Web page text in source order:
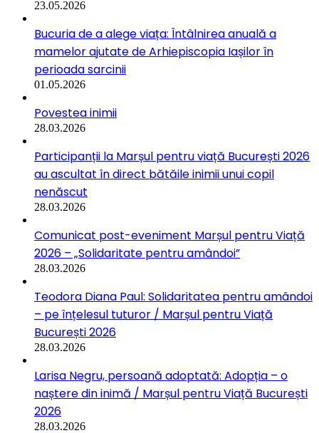
23.05.2026
Bucuria de a alege viața: Întâlnirea anuală a
mamelor ajutate de Arhiepiscopia Iașilor în
perioada sarcinii
01.05.2026
Povestea inimii
28.03.2026
Participanții la Marșul pentru viață București 2026
au ascultat în direct bătăile inimii unui copil
nenăscut
28.03.2026
Comunicat post-eveniment Marșul pentru Viață
2026 – „Solidaritate pentru amândoi”
28.03.2026
Teodora Diana Paul: Solidaritatea pentru amândoi
– pe înțelesul tuturor / Marșul pentru Viață
București 2026
28.03.2026
Larisa Negru, persoană adoptată: Adopția – o
naștere din inimă / Marșul pentru Viață București
2026
28.03.2026